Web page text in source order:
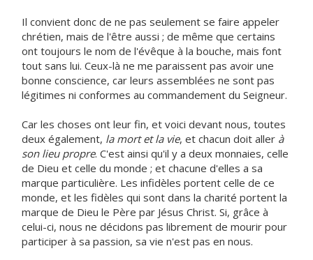
Il convient donc de ne pas seulement se faire appeler
chrétien, mais de l'être aussi ; de même que certains
ont toujours le nom de l'évêque à la bouche, mais font
tout sans lui. Ceux-là ne me paraissent pas avoir une
bonne conscience, car leurs assemblées ne sont pas
légitimes ni conformes au commandement du Seigneur.
Car les choses ont leur fin, et voici devant nous, toutes
deux également, la mort et la vie, et chacun doit aller à
son lieu propre. C'est ainsi qu'il y a deux monnaies, celle
de Dieu et celle du monde ; et chacune d'elles a sa
marque particulière. Les infidèles portent celle de ce
monde, et les fidèles qui sont dans la charité portent la
marque de Dieu le Père par Jésus Christ. Si, grâce à
celui-ci, nous ne décidons pas librement de mourir pour
participer à sa passion, sa vie n'est pas en nous.